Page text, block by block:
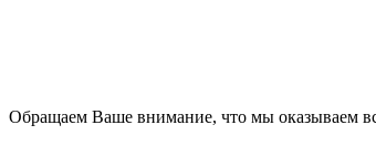
Обращаем Ваше внимание, что мы оказываем